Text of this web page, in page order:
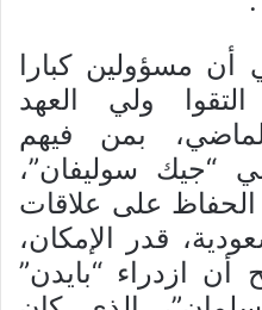
أن مسؤولين كبارا
ولي العهد
بمن فيهم
“جيك سوليفان”،
الحفاظ على علاقات
قدر الإمكان،
ازدراء “بايدن”